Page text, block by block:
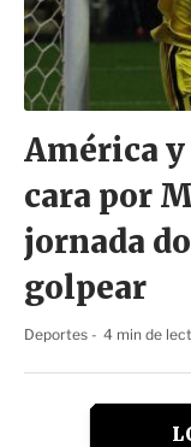
América y
cara por
jornada
golpear
Deportes 4 min de